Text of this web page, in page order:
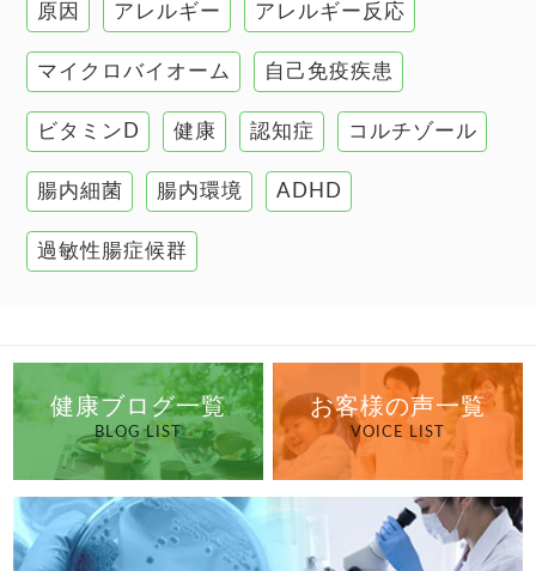
肝臓の健康
腸の健康
自己免疫疾患
高血圧
原因 アレルギー アレルギー反応
マイクロバイオーム 自己免疫疾患
ビタミンD 健康 認知症 コルチゾール
腸内細菌 腸内環境 ADHD
過敏性腸症候群
健康ブログ一覧
BLOG LIST
お客様の声一覧
VOICE LIST